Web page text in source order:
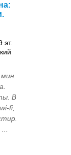
эт.
В
fi,